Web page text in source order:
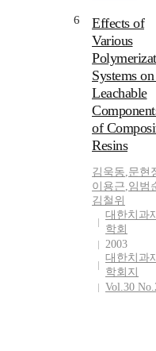
6
Effects of
Various
Systems
Leachable
of
Resins
김욱동,문현
이용근,임범
김철위
대한치과
학회
2003
대한치과
학회지
Vol.30